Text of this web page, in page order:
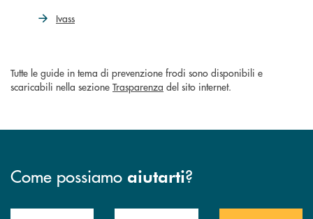
Ivass
Tutte le guide in tema di prevenzione frodi sono disponibili e
scaricabili nella sezione Trasparenza del sito internet.
Come possiamo aiutarti?